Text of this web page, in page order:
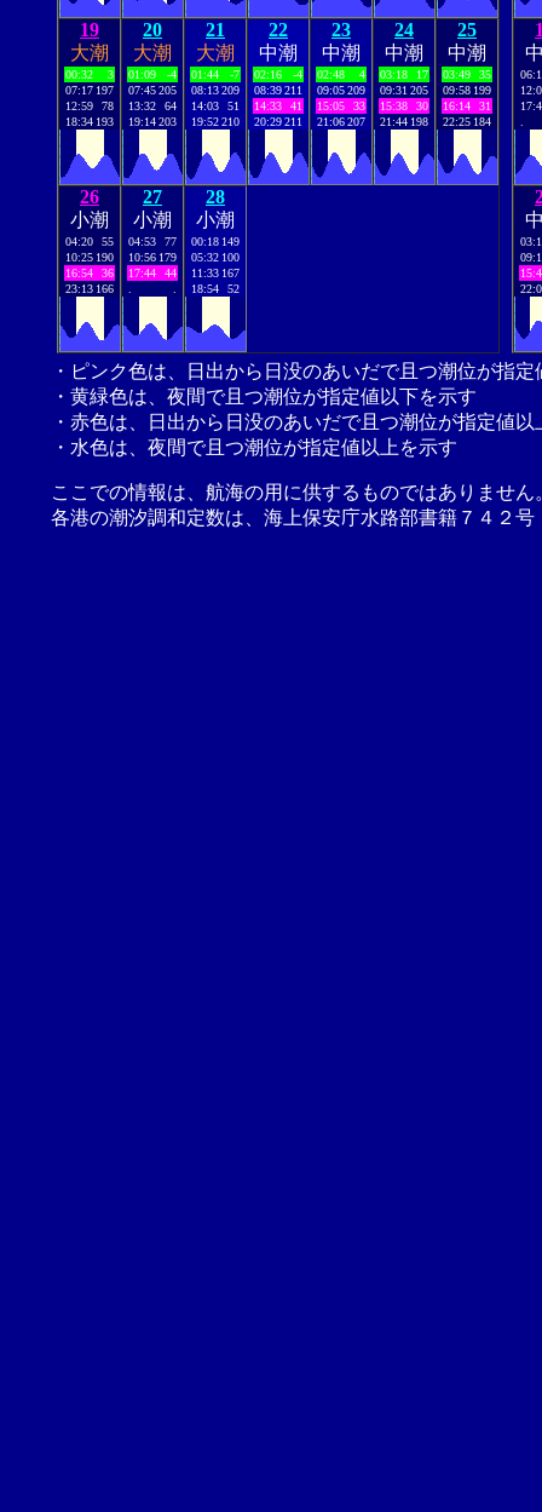
19
大潮
00:32
3
07:17 197
12:59
78
18:34 193
20
大潮
01:09
-4
07:45205
13:32
64
19:14203
21
大潮
01:44
-7
08:13209
14:03
51
19:52210
22
中潮
02:16
-4
08:39211
14:33
41
20:29211
23
中潮
02:48
4
09:05209
15:05
33
21:06207
24
中潮
03:18
17
09:31 205
15:38
30
21:44 198
25
中潮
03:49
35
09:58 199
16:14
31
22:25 184
26
小潮
04:20
55
10:25 190
16:54
36
23:13 166
27
小潮
04:53
77
10:56 179
17:44
44
28
小潮
00:18 149
05:32 100
11:33 167
18:54
52
・ピンク色は、日出から日没のあいだで且つ潮位が指
・黄緑色は、夜間で且つ潮位が指定値以下を示す
・赤色は、日出から日没のあいだで且つ潮位が指定値以
・水色は、夜間で且つ潮位が指定値以上を示す
ここでの情報は、航海の用に供するものではありませ
各港の潮汐調和定数は、海上保安庁水路部書籍７４２